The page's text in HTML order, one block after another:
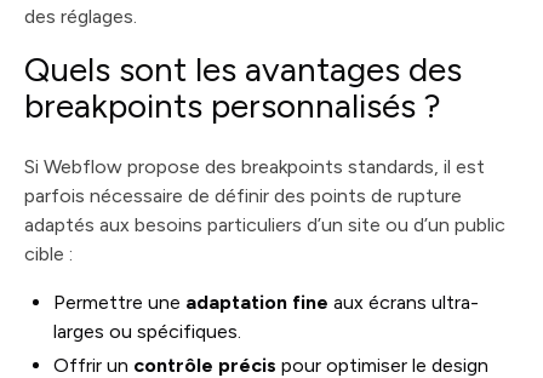
des réglages.
Quels sont les avantages des
breakpoints personnalisés ?
Si Webflow propose des breakpoints standards, il est
parfois nécessaire de définir des points de rupture
adaptés aux besoins particuliers d’un site ou d’un public
cible :
Permettre une adaptation fine aux écrans ultra-
larges ou spécifiques.
Offrir un contrôle précis pour optimiser le design